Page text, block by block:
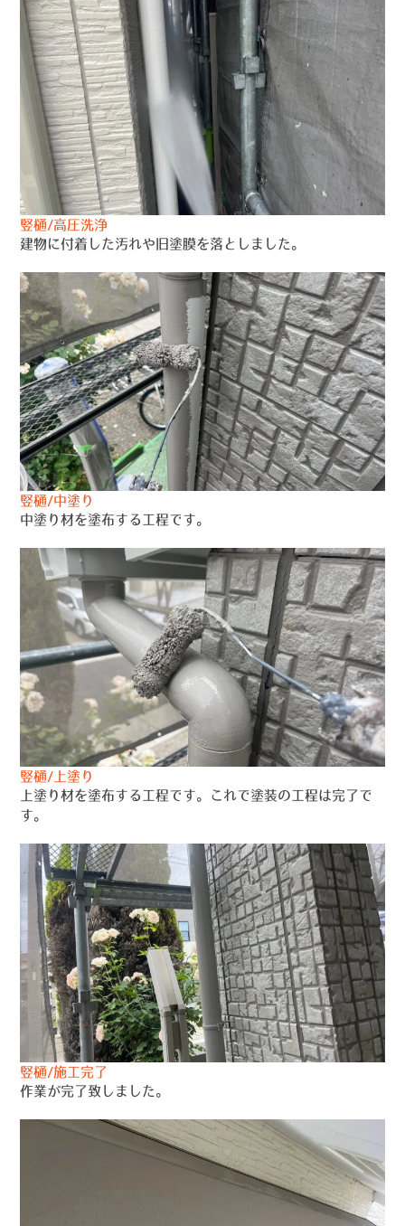
竪樋/高圧洗浄
建物に付着した汚れや旧塗膜を落としました。
竪樋/中塗り
中塗り材を塗布する工程です。
竪樋/上塗り
上塗り材を塗布する工程です。これで塗装の工程は完了で
す。
竪樋/施工完了
作業が完了致しました。